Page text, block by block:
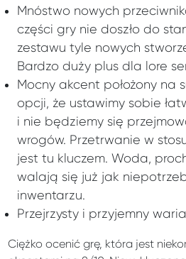
Mnóstwo nowych
części gry nie doszło do
zestawu tyle nowych
Bardzo duży plus dla lore
Mocny akcent położony na
opcji, że ustawimy sobie
i nie będziemy się
wrogów. Przetrwanie w
jest tu kluczem. Woda,
walają się już jak
inwentarzu.
Przejrzysty i przyjemny
Ciężko ocenić grę, która jest